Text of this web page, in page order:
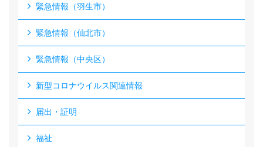
緊急情報（羽生市）
緊急情報（仙北市）
緊急情報（中央区）
新型コロナウイルス関連情報
届出・証明
福祉